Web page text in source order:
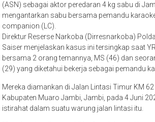
(ASN) sebagai aktor peredaran 4 kg sabu di
mengantarkan sabu bersama pemandu
companion (LC).
Direktur Reserse Narkoba (Dirresnarkoba)
Saiser menjelaskan kasus ini tersingkap saat
bersama 2 orang temannya, MS (46) dan
(29) yang diketahui bekerja sebagai pemandu
Mereka diamankan di Jalan Lintasi Timur KM
Kabupaten Muaro Jambi, Jambi, pada 4 Juni
istirahat dalam suatu warung jalan lintasi itu.